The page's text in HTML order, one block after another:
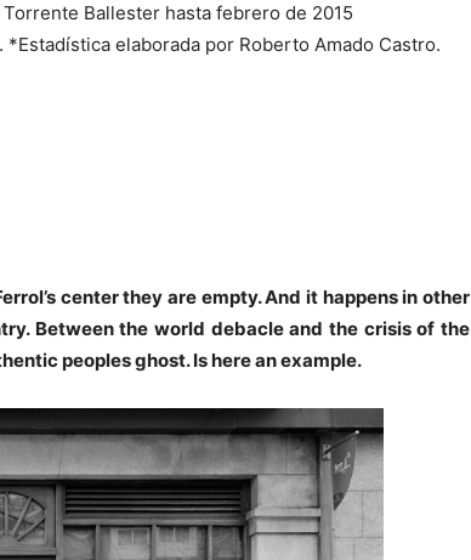
Ballester hasta febrero de 2015
elaborada por Roberto Amado Castro.
center they are empty. And it happens in other
Between the world debacle and the crisis of the
peoples ghost. Is here an example.